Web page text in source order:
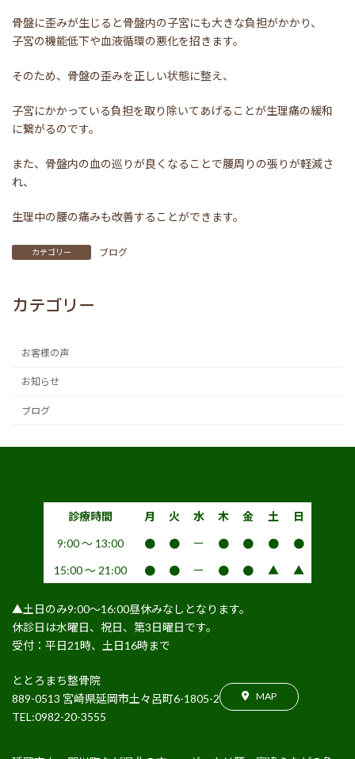
骨盤に歪みが生じると骨盤内の子宮にも大きな負担がかかり、
子宮の機能低下や血液循環の悪化を招きます。
そのため、骨盤の歪みを正しい状態に整え、
子宮にかかっている負担を取り除いてあげることが生理痛の緩和
に繋がるのです。
また、骨盤内の血の巡りが良くなることで腰周りの張りが軽減さ
れ、
生理中の腰の痛みも改善することができます。
カテゴリー ブログ
カテゴリー
お客様の声
お知らせ
ブログ
診療時間 月 火 水 木 金 土
日
9:00 〜 13:00
● ● ー ● ● ●
●
15:00 〜 21:00
● ● ー ● ● ▲ ▲
▲土日のみ9:00〜16:00昼休みなしとなります。
休診日は水曜日、祝日、第3日曜日です。
受付：平日21時、土日16時まで
ととろまち整骨院
889-0513 宮崎県延岡市土々呂町6-1805-2
TEL:0982-20-3555
MAP